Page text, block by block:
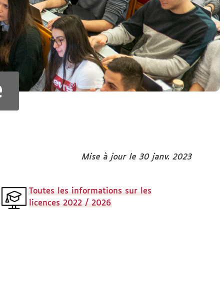
Mise à jour le 30 janv. 2023
Toutes les informations sur les
licences 2022 / 2026